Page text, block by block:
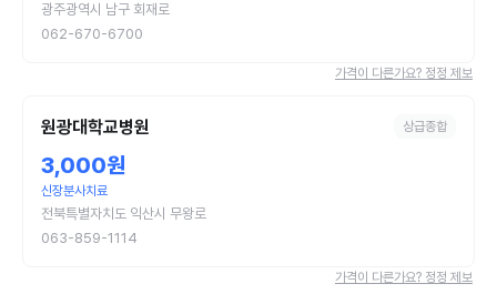
광주광역시 남구 회재로
062-670-6700
가격이 다른가요? 정정 제보
원광대학교병원 상급종합
3,000원
신장분사치료
전북특별자치도 익산시 무왕로
063-859-1114
가격이 다른가요? 정정 제보